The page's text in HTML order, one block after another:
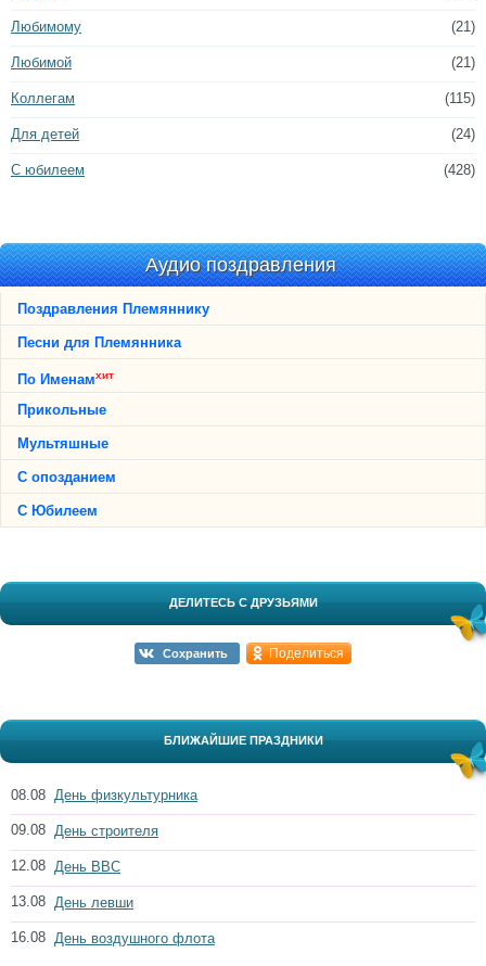
(21)
Любимому
(21)
Любимой
(115)
Коллегам
(24)
Для детей
(428)
С юбилеем
Аудио поздравления
Поздравления Племяннику
Песни для Племянника
По Именамхит
Прикольные
Мультяшные
С опозданием
С Юбилеем
ДЕЛИТЕСЬ С ДРУЗЬЯМИ
Сохранить Поделиться
БЛИЖАЙШИЕ ПРАЗДНИКИ
08.08 День физкультурника
09.08 День строителя
12.08 День ВВС
13.08 День левши
16.08 День воздушного флота